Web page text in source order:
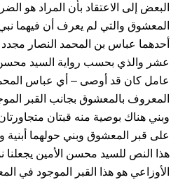
البعض إلى الاعتقاد بأن المراد هو
المعشوق والتي لم يعرف أن فيهما
أحدهما عباس بن المحمد النصار
عشر والذي بحسب رواية السيد
عامل كان قد أوصى – أي عباس
المعروف بالمعشوق بجانب القبر
وبني هناك بوصية منه قبتان
على قبر المعشوق وبني حولهما
هذا النص للسيد محسن الأمين يجعلنا
الأوزاعي هو هذا القبر الموجود في